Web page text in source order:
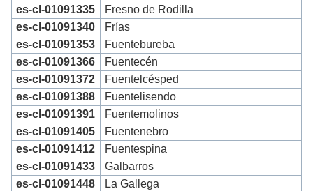
es-cl-01091335
Fresno de Rodilla
es-cl-01091340
Frías
es-cl-01091353
Fuentebureba
es-cl-01091366
Fuentecén
es-cl-01091372
Fuentelcésped
es-cl-01091388
Fuentelisendo
es-cl-01091391
Fuentemolinos
es-cl-01091405
Fuentenebro
es-cl-01091412
Fuentespina
es-cl-01091433
Galbarros
es-cl-01091448
La Gallega